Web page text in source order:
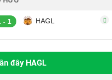
- 1 HAGL
đây HAGL